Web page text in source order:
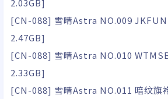
2.03GB]
[CN-088] 雪晴Astra NO.009
2.47GB]
[CN-088] 雪晴Astra NO.010
2.33GB]
[CN-088] 雪晴Astra NO.011 暗纹旗